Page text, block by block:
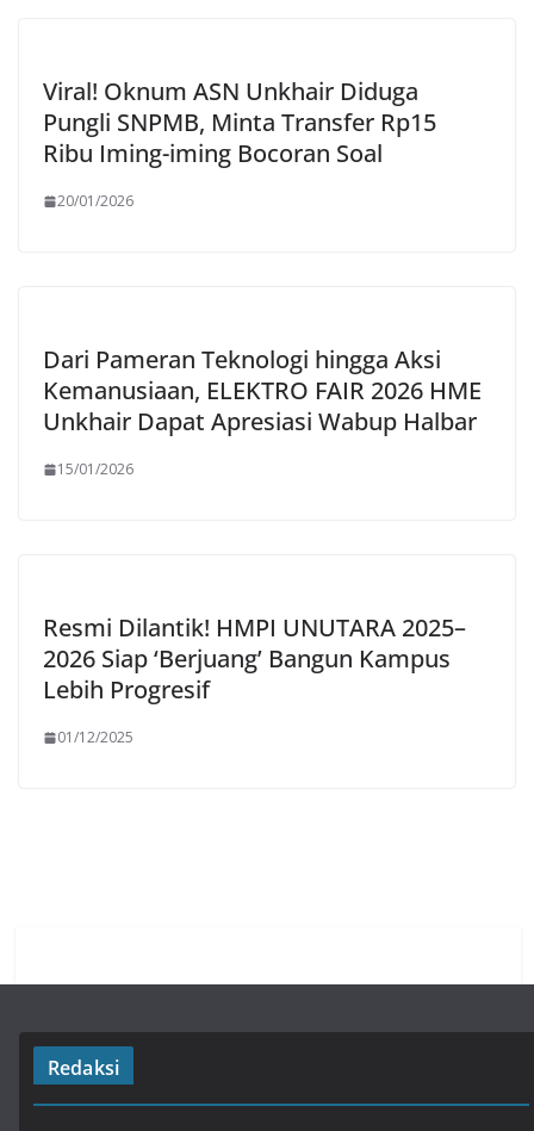
Viral! Oknum ASN Unkhair Diduga
Pungli SNPMB, Minta Transfer Rp15
Ribu Iming-iming Bocoran Soal
20/01/2026
Dari Pameran Teknologi hingga Aksi
Kemanusiaan, ELEKTRO FAIR 2026 HME
Unkhair Dapat Apresiasi Wabup Halbar
15/01/2026
Resmi Dilantik! HMPI UNUTARA 2025–
2026 Siap ‘Berjuang’ Bangun Kampus
Lebih Progresif
01/12/2025
Redaksi